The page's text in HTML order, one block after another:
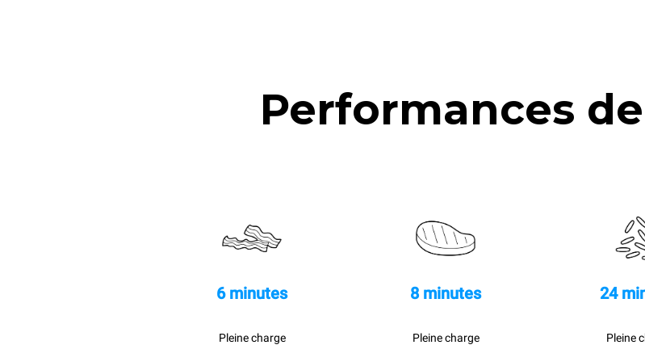
Performances
6 minutes
Pleine charge
8 minutes
Pleine charge
24
Pleine